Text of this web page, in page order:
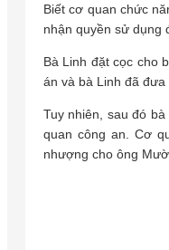
Biết cơ quan chức
nhận quyền sử dụng
Bà Linh đặt cọc cho
án và bà Linh đã đưa
Tuy nhiên, sau đó
quan công an. Cơ
nhượng cho ông